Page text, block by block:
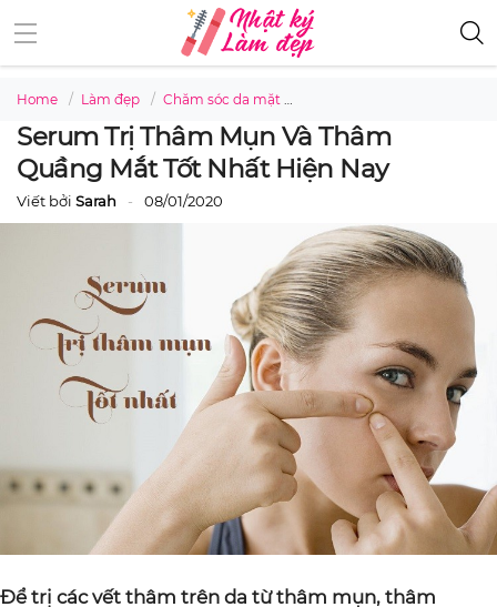
Home Làm đẹp Chăm sóc da mặt
Serum Trị Thâm Mụn Và Thâm
Quầng Mắt Tốt Nhất Hiện Nay
Viết bởi Sarah 08/01/2020
Để trị các vết thâm trên da từ thâm mụn, thâm